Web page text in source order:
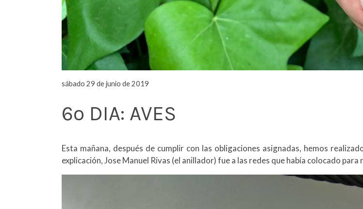
sábado 29 de junio de 2019
6º DIA: AVES
Esta mañana, después de cumplir con las obligaciones asignadas, hemos
explicación, Jose Manuel Rivas (el anillador) fue a las redes que había colocado